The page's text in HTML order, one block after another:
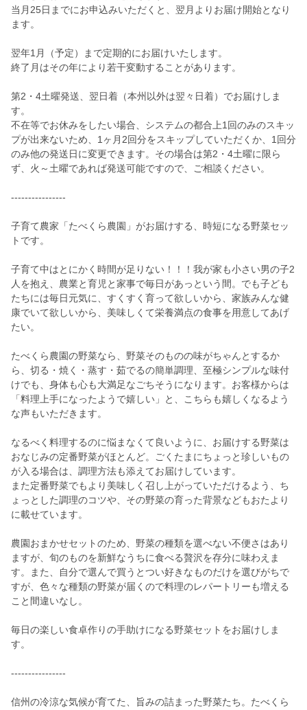
当月25日までにお申込みいただくと、翌月よりお届け開始となり
ます。
翌年1月（予定）まで定期的にお届けいたします。
終了月はその年により若干変動することがあります。
第2・4土曜発送、翌日着（本州以外は翌々日着）でお届けしま
す。
不在等でお休みをしたい場合、システムの都合上1回のみのスキッ
プが出来ないため、1ヶ月2回分をスキップしていただくか、1回分
のみ他の発送日に変更できます。その場合は第2・4土曜に限ら
ず、火～土曜であれば発送可能ですので、ご相談ください。
----------------
子育て農家「たべくら農園」がお届けする、時短になる野菜セッ
トです。
子育て中はとにかく時間が足りない！！！我が家も小さい男の子2
人を抱え、農業と育児と家事で毎日があっという間。でも子ども
たちには毎日元気に、すくすく育って欲しいから、家族みんな健
康でいて欲しいから、美味しくて栄養満点の食事を用意してあげ
たい。
たべくら農園の野菜なら、野菜そのものの味がちゃんとするか
ら、切る・焼く・蒸す・茹でるの簡単調理、至極シンプルな味付
けでも、身体も心も大満足なごちそうになります。お客様からは
「料理上手になったようで嬉しい」と、こちらも嬉しくなるよう
な声もいただきます。
なるべく料理するのに悩まなくて良いように、お届けする野菜は
おなじみの定番野菜がほとんど。ごくたまにちょっと珍しいもの
が入る場合は、調理方法も添えてお届けしています。
また定番野菜でもより美味しく召し上がっていただけるよう、ち
ょっとした調理のコツや、その野菜の育った背景などもおたより
に載せています。
農園おまかせセットのため、野菜の種類を選べない不便さはあり
ますが、旬のものを新鮮なうちに食べる贅沢を存分に味わえま
す。また、自分で選んで買うとつい好きなものだけを選びがちで
すが、色々な種類の野菜が届くので料理のレパートリーも増える
こと間違いなし。
毎日の楽しい食卓作りの手助けになる野菜セットをお届けしま
す。
----------------
信州の冷涼な気候が育てた、旨みの詰まった野菜たち。たべくら